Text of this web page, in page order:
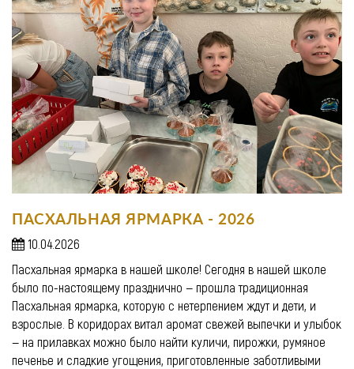
ПАСХАЛЬНАЯ ЯРМАРКА - 2026
10.04.2026
Пасхальная ярмарка в нашей школе! Сегодня в нашей школе
было по-настоящему празднично — прошла традиционная
Пасхальная ярмарка, которую с нетерпением ждут и дети, и
взрослые. В коридорах витал аромат свежей выпечки и улыбок
— на прилавках можно было найти куличи, пирожки, румяное
печенье и сладкие угощения, приготовленные заботливыми